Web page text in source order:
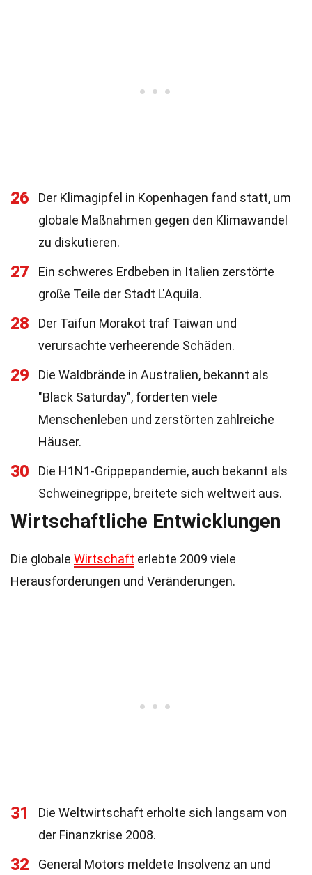
26
Der Klimagipfel in Kopenhagen fand statt, um
globale Maßnahmen gegen den Klimawandel
zu diskutieren.
27
Ein schweres Erdbeben in Italien zerstörte
große Teile der Stadt L'Aquila.
28
Der Taifun Morakot traf Taiwan und
verursachte verheerende Schäden.
29
Die Waldbrände in Australien, bekannt als
"Black Saturday", forderten viele
Menschenleben und zerstörten zahlreiche
Häuser.
30
Die H1N1-Grippepandemie, auch bekannt als
Schweinegrippe, breitete sich weltweit aus.
Wirtschaftliche Entwicklungen
Die globale Wirtschaft erlebte 2009 viele
Herausforderungen und Veränderungen.
31
Die Weltwirtschaft erholte sich langsam von
der Finanzkrise 2008.
32
General Motors meldete Insolvenz an und